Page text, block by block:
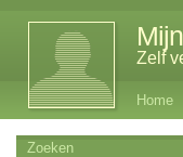
Zelf
Home
Zoeken